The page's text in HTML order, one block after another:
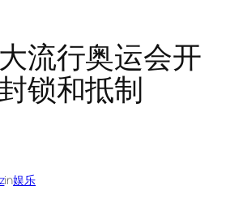
流行奥运会开
锁和抵制
in娱乐